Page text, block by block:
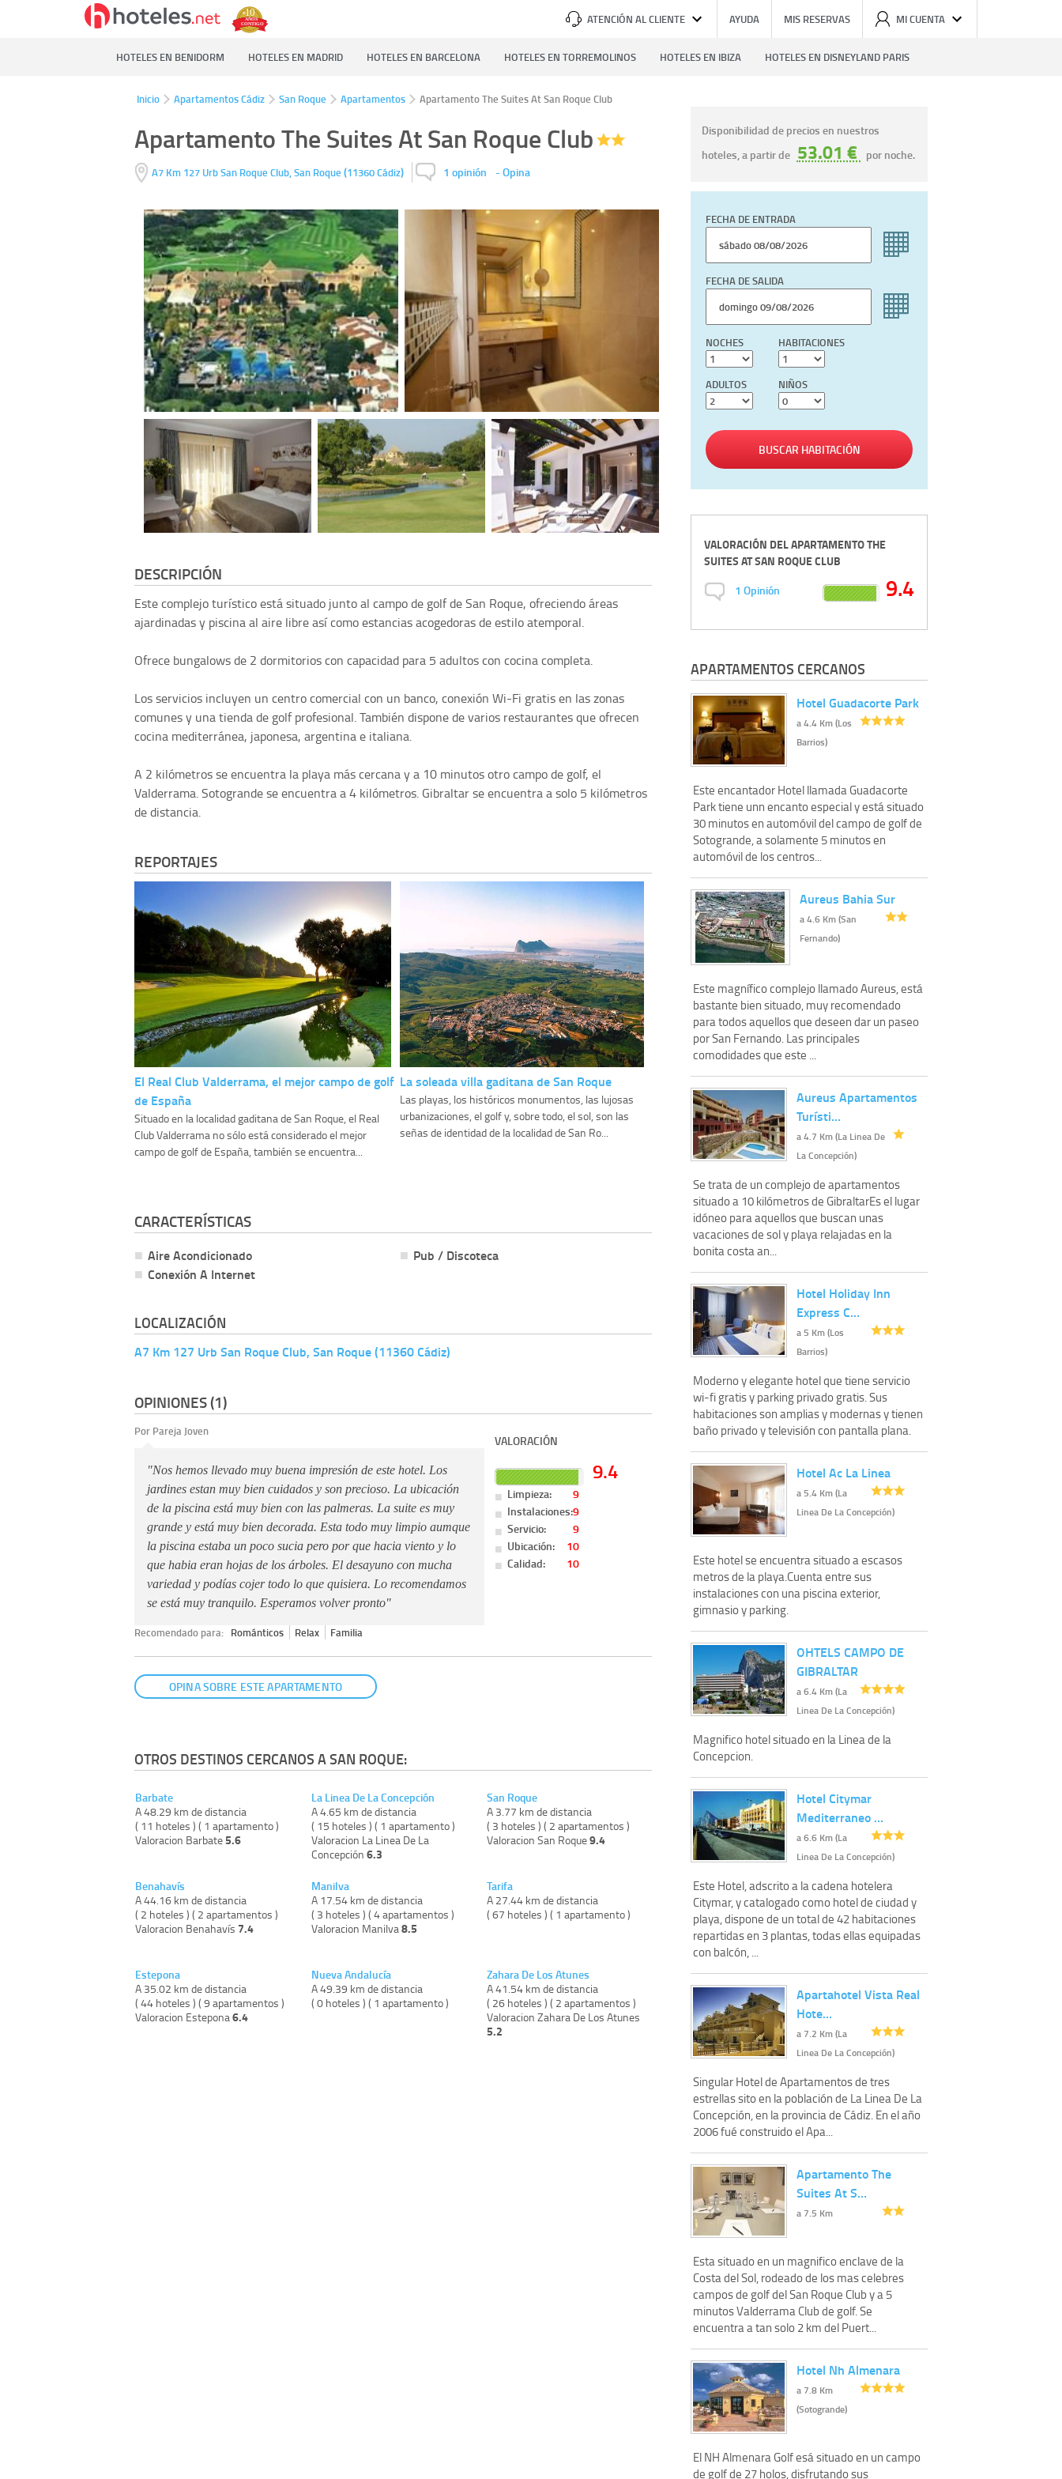
ATENCIÓN AL CLIENTE AYUDA MIS RESERVAS MI CUENTA
HOTELES EN BENIDORM HOTELES EN MADRID HOTELES EN BARCELONA HOTELES EN TORREMOLINOS HOTELES EN IBIZA HOTELES EN DISNEYLAND PARIS
Inicio Apartamentos Cádiz San Roque Apartamentos Apartamento The Suites At San Roque Club
Apartamento The Suites At San Roque Club
A7 Km 127 Urb San Roque Club,San Roque (11360Cádiz) 1 opinión -Opina
DESCRIPCIÓN
Este complejo turístico está situado junto al campo de golf de San Roque, ofreciendo áreas
ajardinadas y piscina al aire libre así como estancias acogedoras de estilo atemporal.
Ofrece bungalows de 2 dormitorios con capacidad para 5 adultos con cocina completa.
Los servicios incluyen un centro comercial con un banco, conexión Wi-Fi gratis en las zonas
comunes y una tienda de golf profesional. También dispone de varios restaurantes que ofrecen
cocina mediterránea, japonesa, argentina e italiana.
A 2 kilómetros se encuentra la playa más cercana y a 10 minutos otro campo de golf, el
Valderrama. Sotogrande se encuentra a 4 kilómetros. Gibraltar se encuentra a solo 5 kilómetros
de distancia.
REPORTAJES
El Real Club Valderrama, el mejor campo de golf
de España
Situado en la localidad gaditana de San Roque, el Real
Club Valderrama no sólo está considerado el mejor
campo de golf de España, también se encuentra...
La soleada villa gaditana de San Roque
Las playas, los históricos monumentos, las lujosas
urbanizaciones, el golf y, sobre todo, el sol, son las
señas de identidad de la localidad de San Ro...
CARACTERÍSTICAS
Aire Acondicionado
Conexión A Internet
Pub / Discoteca
LOCALIZACIÓN
A7 Km 127 Urb San Roque Club, San Roque (11360 Cádiz)
OPINIONES (1)
Por Pareja Joven
"Nos hemos llevado muy buena impresión de este hotel. Los
jardines estan muy bien cuidados y son precioso. La ubicación
de la piscina está muy bien con las palmeras. La suite es muy
grande y está muy bien decorada. Esta todo muy limpio aumque
la piscina estaba un poco sucia pero por que hacia viento y lo
que habia eran hojas de los árboles. El desayuno con mucha
variedad y podías cojer todo lo que quisiera. Lo recomendamos
se está muy tranquilo. Esperamos volver pronto"
Recomendado para: Románticos Relax Familia
VALORACIÓN
9.4
Limpieza:
9
Instalaciones:9
Servicio:
9
Ubicación:
10
Calidad:
10
OPINA SOBRE ESTE APARTAMENTO
OTROS DESTINOS CERCANOS A SAN ROQUE:
Barbate
A 48.29 km de distancia
( 11 hoteles ) ( 1 apartamento )
Valoracion Barbate5.6
Benahavís
A 44.16 km de distancia
( 2 hoteles ) ( 2 apartamentos )
Valoracion Benahavís 7.4
Estepona
A 35.02 km de distancia
( 44 hoteles ) ( 9 apartamentos )
Valoracion Estepona6.4
La Linea De La Concepción
A 4.65 km de distancia
( 15 hoteles ) ( 1 apartamento )
Valoracion La Linea De La
Concepción 6.3
Manilva
A 17.54 km de distancia
( 3 hoteles ) ( 4 apartamentos )
Valoracion Manilva8.5
Nueva Andalucía
A 49.39 km de distancia
( 0 hoteles ) ( 1 apartamento )
San Roque
A 3.77 km de distancia
( 3 hoteles ) ( 2 apartamentos )
Valoracion San Roque9.4
Tarifa
A 27.44 km de distancia
( 67 hoteles ) ( 1 apartamento )
Zahara De Los Atunes
A 41.54 km de distancia
( 26 hoteles ) ( 2 apartamentos )
Valoracion Zahara De Los Atunes
5.2
Disponibilidad de precios en nuestros
hoteles, a partir de 53.01 € por noche.
FECHA DE ENTRADA
FECHA DE SALIDA
NOCHES HABITACIONES
ADULTOS NIÑOS
BUSCAR HABITACIÓN
VALORACIÓN DELAPARTAMENTO THE
SUITES AT SAN ROQUE CLUB
1 Opinión 9.4
APARTAMENTOS CERCANOS
Hotel Guadacorte Park
a 4.4 Km (Los
Barrios)
Este encantador Hotel llamada Guadacorte
Park tiene unn encanto especial y está situado
30 minutos en automóvil del campo de golf de
Sotogrande, a solamente 5 minutos en
automóvil de los centros...
Aureus Bahia Sur
a 4.6 Km (San
Fernando)
Este magnífico complejo llamado Aureus, está
bastante bien situado, muy recomendado
para todos aquellos que deseen dar un paseo
por San Fernando. Las principales
comodidades que este ...
Aureus Apartamentos
Turísti…
a 4.7 Km (La Linea De
La Concepción)
Se trata de un complejo de apartamentos
situado a 10 kilómetros de GibraltarEs el lugar
idóneo para aquellos que buscan unas
vacaciones de sol y playa relajadas en la
bonita costa an...
Hotel Holiday Inn
Express C…
a 5 Km (Los
Barrios)
Moderno y elegante hotel que tiene servicio
wi-fi gratis y parking privado gratis. Sus
habitaciones son amplias y modernas y tienen
baño privado y televisión con pantalla plana.
Hotel Ac La Linea
a 5.4 Km (La
Linea De La Concepción)
Este hotel se encuentra situado a escasos
metros de la playa.Cuenta entre sus
instalaciones con una piscina exterior,
gimnasio y parking.
OHTELS CAMPO DE
GIBRALTAR
a 6.4 Km (La
Linea De La Concepción)
Magnifico hotel situado en la Linea de la
Concepcion.
Hotel Citymar
Mediterraneo …
a 6.6 Km (La
Linea De La Concepción)
Este Hotel, adscrito a la cadena hotelera
Citymar, y catalogado como hotel de ciudad y
playa, dispone de un total de 42 habitaciones
repartidas en 3 plantas, todas ellas equipadas
con balcón, ...
Apartahotel Vista Real
Hote…
a 7.2 Km (La
Linea De La Concepción)
Singular Hotel de Apartamentos de tres
estrellas sito en la población de La Linea De La
Concepción, en la provincia de Cádiz. En el año
2006 fué construido el Apa...
Apartamento The
Suites At S…
a 7.5 Km
Esta situado en un magnifico enclave de la
Costa del Sol, rodeado de los mas celebres
campos de golf del San Roque Club y a 5
minutos Valderrama Club de golf. Se
encuentra a tan solo 2 km del Puert...
Hotel Nh Almenara
a 7.8 Km
(Sotogrande)
El NH Almenara Golf esá situado en un campo
de golf de 27 holos, disfrutando sus